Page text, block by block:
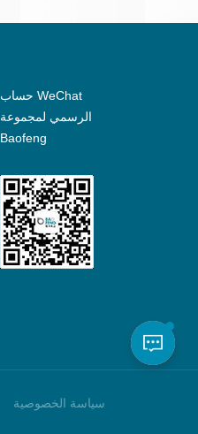
حساب WeChat
الرسمي لمجموعة
Baofeng
سياسة الخصوصية